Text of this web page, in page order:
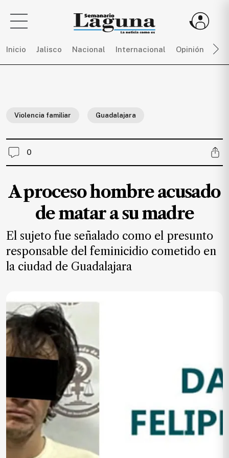
Inicio Jalisco Nacional Internacional Opinión
únete
a
LAGUNA
por
MXN
mes.
NOTICIAS
Jalisco
Nacional
Deportes
Cultura
Turismo
Violencia familiar Guadalajara
0
A proceso hombre acusado
de matar a su madre
El sujeto fue señalado como el presunto
responsable del feminicidio cometido en
la ciudad de Guadalajara